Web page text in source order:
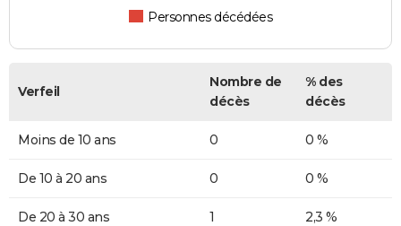
Personnes décédées
Verfeil
Nombre de
décès
% des
décès
Moins de 10 ans 0 0 %
De 10 à 20 ans 0 0 %
De 20 à 30 ans 1 2,3 %